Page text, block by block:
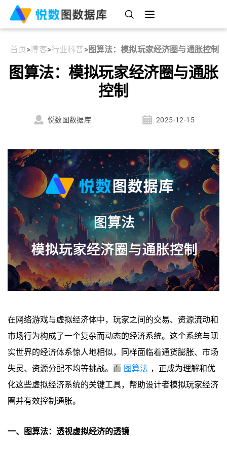
首页>博客>行业科普>图算法：模拟玩家经济圈与通胀控制
图算法：模拟玩家经济圈与通胀
控制
悦数图数据库 2025-12-15
在网络游戏与虚拟经济体中，玩家之间的交易、资源流动和
市场行为构成了一个复杂而动态的经济系统。这个系统与现
实世界的经济体系惊人地相似，同样面临着通货膨胀、市场
失灵、资源分配不均等挑战。而 图算法 ，正成为理解和优
化这些虚拟经济系统的关键工具，帮助设计者模拟玩家经济
圈并有效控制通胀。
一、图算法：透视虚拟经济的透镜